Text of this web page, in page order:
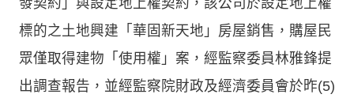
標的之土地興建「華固新天地」房屋銷售，購屋民
眾僅取得建物「使用權」案，經監察委員林雅鋒提
出調查報告，並經監察院財政及經濟委員會於昨(5)